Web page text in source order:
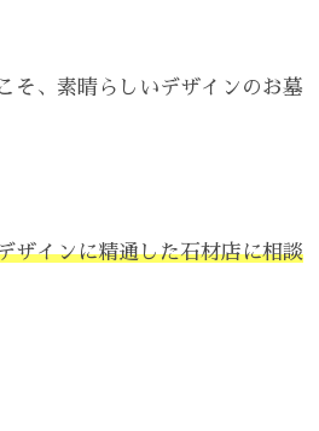
そ、素晴らしいデザインのお墓
ザインに精通した石材店に相談